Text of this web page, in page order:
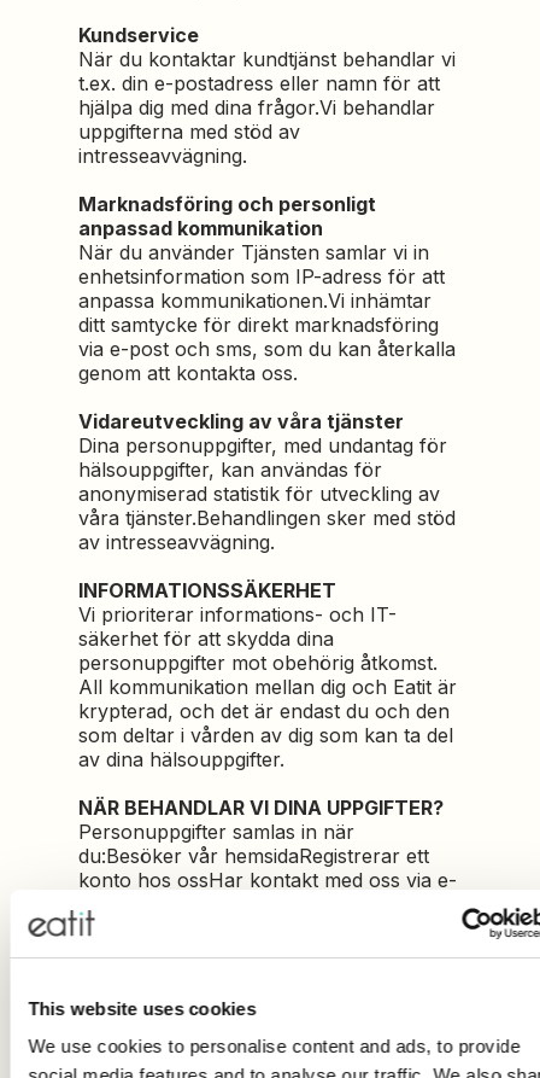
This website uses cookies
We use cookies to personalise content and ads, to provide
Kundservice
När du kontaktar kundtjänst behandlar vi
t.ex. din e-postadress eller namn för att
hjälpa dig med dina frågor.Vi behandlar
uppgifterna med stöd av
intresseavvägning.
Marknadsföring och personligt
anpassad kommunikation
När du använder Tjänsten samlar vi in
enhetsinformation som IP-adress för att
anpassa kommunikationen.Vi inhämtar
ditt samtycke för direkt marknadsföring
via e-post och sms, som du kan återkalla
genom att kontakta oss.
Vidareutveckling av våra tjänster
Dina personuppgifter, med undantag för
hälsouppgifter, kan användas för
anonymiserad statistik för utveckling av
våra tjänster.Behandlingen sker med stöd
av intresseavvägning.
INFORMATIONSSÄKERHET
Vi prioriterar informations- och IT-
säkerhet för att skydda dina
personuppgifter mot obehörig åtkomst.
All kommunikation mellan dig och Eatit är
krypterad, och det är endast du och den
som deltar i vården av dig som kan ta del
av dina hälsouppgifter.
NÄR BEHANDLAR VI DINA UPPGIFTER?
Personuppgifter samlas in när
du:Besöker vår hemsidaRegistrerar ett
konto hos ossHar kontakt med oss via e-
post, post, telefon, möten eller
hemsidanSkriver upp dig för
nyhetsbrevNär vi hämtar uppgifter från
Vi använder dina personuppgifter för att:
Se till att ha uppdaterade uppgifter om